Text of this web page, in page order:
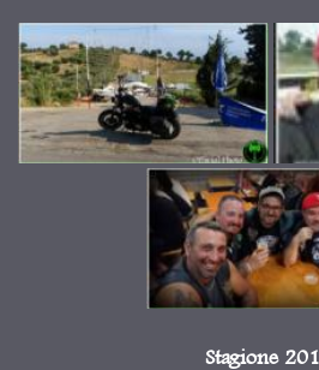
Stagione